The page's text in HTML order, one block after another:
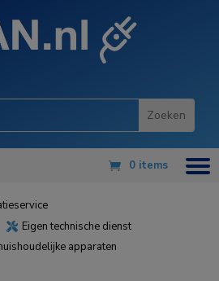
0 items
 Eigen technische dienst
apparaten